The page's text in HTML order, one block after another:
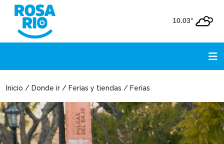
10.03°
Inicio / Donde ir / Ferias y tiendas / Ferias